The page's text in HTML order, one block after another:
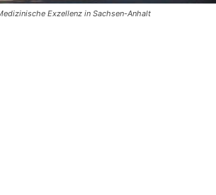
Exzellenz in Sachsen-Anhalt